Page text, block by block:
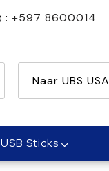
: +597 8600014
Naar UBS USA
USB Sticks